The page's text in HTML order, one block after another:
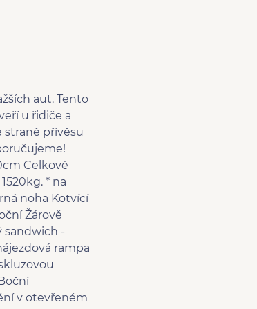
aut. Tento
u řidiče a
straně přívěsu
Celkové
* na
noha Kotvící
Žárově
sandwich -
rampa
v otevřeném